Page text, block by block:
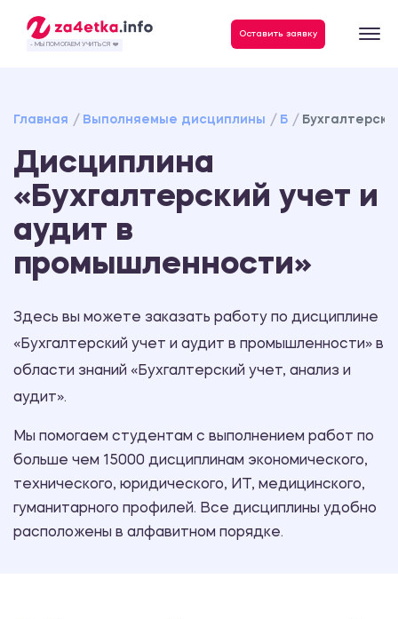
- МЫ ПОМОГАЕМ УЧИТЬСЯ ❤️
Оставить заявку
Главная Выполняемые дисциплины Б
Дисциплина
«Бухгалтерский учет и
аудит в
промышленности»
Здесь вы можете заказать работу по дисциплине
«Бухгалтерский учет и аудит в промышленности» в
области знаний «Бухгалтерский учет, анализ и
аудит».
Мы помогаем студентам с выполнением работ по
больше чем 15000 дисциплинам экономического,
технического, юридического, ИТ, медицинского,
гуманитарного профилей. Все дисциплины удобно
расположены в алфавитном порядке.